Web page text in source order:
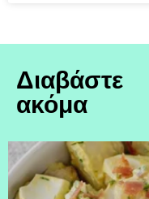
Διαβάστε
ακόμα